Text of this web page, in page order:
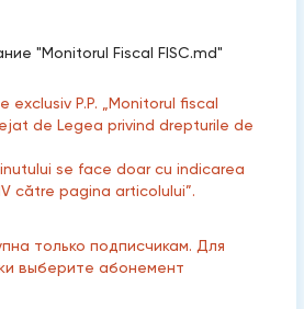
"Monitorul Fiscal FISC.md"
exclusiv P.P. „Monitorul fiscal
de Legea privind drepturile de
se face doar cu indicarea
către pagina articolului”.
только подписчикам. Для
выберите абонемент